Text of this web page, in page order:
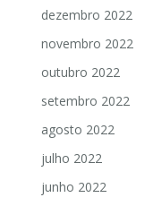
dezembro 2022
novembro 2022
outubro 2022
setembro 2022
agosto 2022
julho 2022
junho 2022